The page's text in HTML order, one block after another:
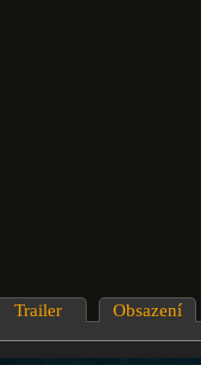
Trailer Obsazení